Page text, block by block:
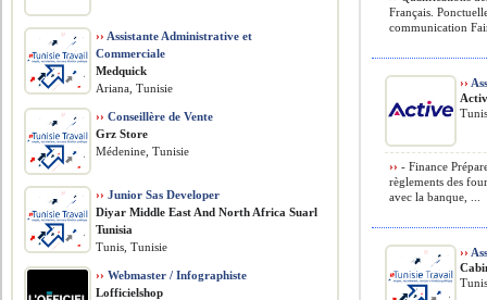
Français.
communication
››
›› - Finance
règlements des
avec la banque, ...
››
›› Assistante Administrative et
Commerciale
Medquick
Ariana, Tunisie
›› Conseillère de Vente
Grz Store
Médenine, Tunisie
›› Junior Sas Developer
Diyar Middle East And North Africa Suarl
Tunisia
Tunis, Tunisie
›› Webmaster / Infographiste
Lofficielshop